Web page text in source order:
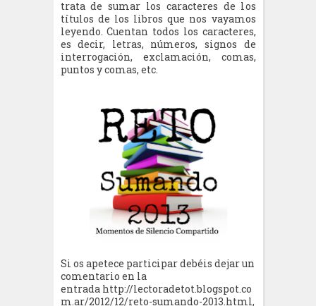
trata de sumar los caracteres de los
títulos de los libros que nos vayamos
leyendo. Cuentan todos los caracteres,
es decir, letras, números, signos de
interrogación, exclamación, comas,
puntos y comas, etc.
Si os apetece participar debéis dejar un
comentario en la
entrada http://lectoradetot.blogspot.co
m.ar/2012/12/reto-sumando-2013.html,